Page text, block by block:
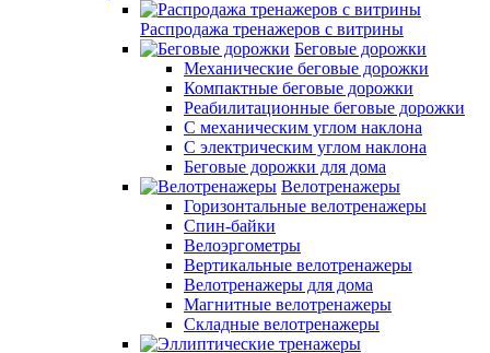
Распродажа тренажеров с витрины
Беговые дорожки
Механические беговые дорожки
Компактные беговые дорожки
Реабилитационные беговые дорожки
С механическим углом наклона
С электрическим углом наклона
Беговые дорожки для дома
Велотренажеры
Горизонтальные велотренажеры
Спин-байки
Велоэргометры
Вертикальные велотренажеры
Велотренажеры для дома
Магнитные велотренажеры
Складные велотренажеры